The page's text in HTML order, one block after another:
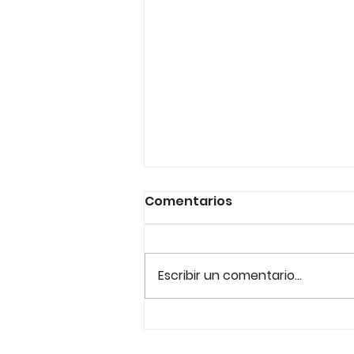
Comentarios
Escribir un comentario...